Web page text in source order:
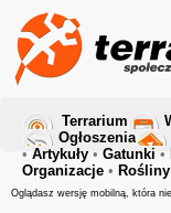
Terrarium
Ogłoszenia
• Artykuły • Gatunki •
Organizacje • Rośliny
Oglądasz wersję mobilną, która